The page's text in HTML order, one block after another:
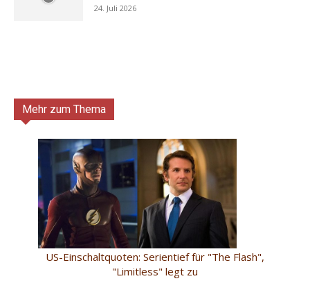
24. Juli 2026
Mehr zum Thema
US-Einschaltquoten: Serientief für "The Flash",
"Limitless" legt zu